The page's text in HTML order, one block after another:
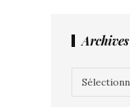
Archives